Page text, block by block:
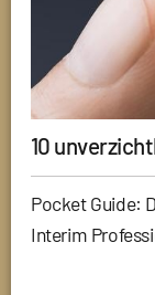
10
Pocket Guide:
Interim